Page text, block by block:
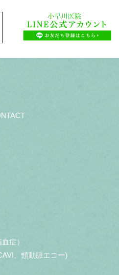
症）
、頸動脈エコー)